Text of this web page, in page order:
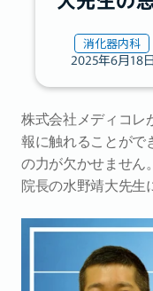
消化器内科
2025年6月18日
株式会社メディコレ
報に触れることがで
の力が欠かせません
院長の水野靖大先生